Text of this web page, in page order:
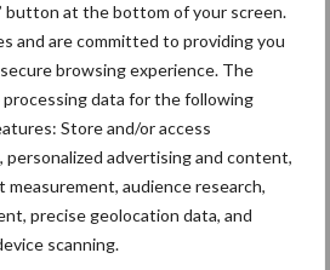
button at the bottom of your screen.
and are committed to providing you
browsing experience. The
data for the following
Store and/or access
personalized advertising and content,
audience research,
precise geolocation data, and
scanning.
Toon meer